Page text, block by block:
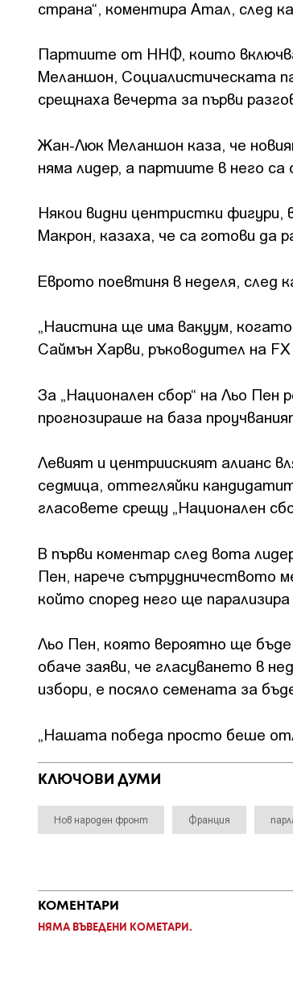
страна“, коментира Атал, след
Партиите от ННФ, които
Меланшон, Социалистическата
срещнаха вечерта за първи
Жан-Люк Меланшон каза, че
няма лидер, а партиите в него са
Някои видни центристки
Макрон, казаха, че са готови да
Еврото поевтиня в неделя, след
„Наистина ще има вакуум,
Саймън Харви, ръководител на
За „Национален сбор“ на Льо
прогнозираше на база
Левият и центрииският алианс
седмица, оттегляйки
гласовете срещу „Национален
В първи коментар след вота
Пен, нарече сътрудничеството
който според него ще
Льо Пен, която вероятно ще
обаче заяви, че гласуването в
избори, е посяло семената за
„Нашата победа просто беше
КЛЮЧОВИ ДУМИ
Нов народен фронт Франция
КОМЕНТАРИ
НЯМА ВЪВЕДЕНИ КОМЕТАРИ.